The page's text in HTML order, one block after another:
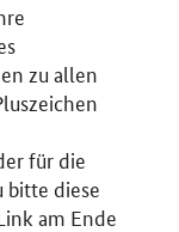
zu allen
für die
bitte diese
am Ende